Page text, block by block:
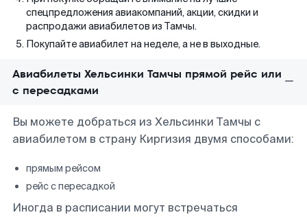
спецпредложения авиакомпаний, акции, скидки и
распродажи авиабилетов из Тамчы.
Покупайте авиабилет на неделе, а не в выходные.
Авиабилеты Хельсинки Тамчы прямой рейс или
с пересадками
Вы можете добраться из Хельсинки Тамчы с
авиабилетом в страну Киргизия двумя способами:
прямым рейсом
рейс с пересадкой
Иногда в расписании могут встречаться